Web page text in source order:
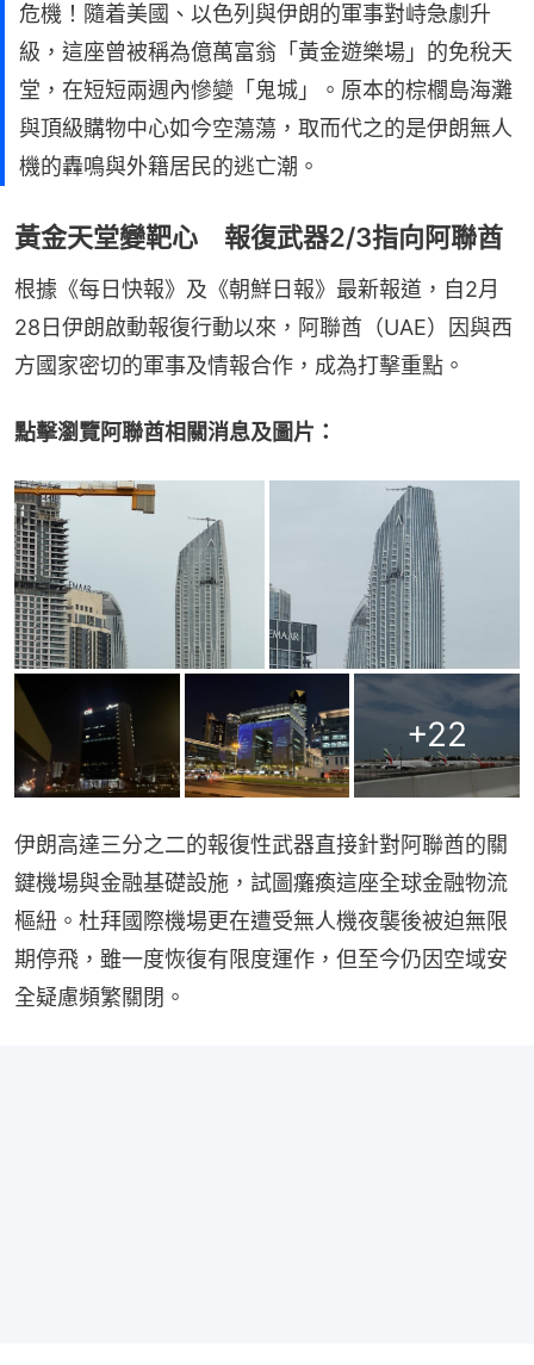
危機！隨着美國、以色列與伊朗的軍事對峙急劇升
級，這座曾被稱為億萬富翁「黃金遊樂場」的免稅天
堂，在短短兩週內慘變「鬼城」。原本的棕櫚島海灘
與頂級購物中心如今空蕩蕩，取而代之的是伊朗無人
機的轟鳴與外籍居民的逃亡潮。
黃金天堂變靶心 報復武器2/3指向阿聯酋
根據《每日快報》及《朝鮮日報》最新報道，自2月
28日伊朗啟動報復行動以來，阿聯酋（UAE）因與西
方國家密切的軍事及情報合作，成為打擊重點。
點擊瀏覽阿聯酋相關消息及圖片：
+22
伊朗高達三分之二的報復性武器直接針對阿聯酋的關
鍵機場與金融基礎設施，試圖癱瘓這座全球金融物流
樞紐。杜拜國際機場更在遭受無人機夜襲後被迫無限
期停飛，雖一度恢復有限度運作，但至今仍因空域安
全疑慮頻繁關閉。